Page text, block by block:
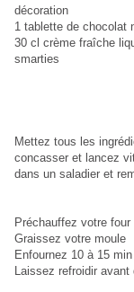
décoration
1 tablette de chocolat
30 cl crème fraîche
smarties
Mettez tous les
concasser et lancez
dans un saladier et
Préchauffez votre four
Graissez votre moule
Enfournez 10 à 15
Laissez refroidir avant